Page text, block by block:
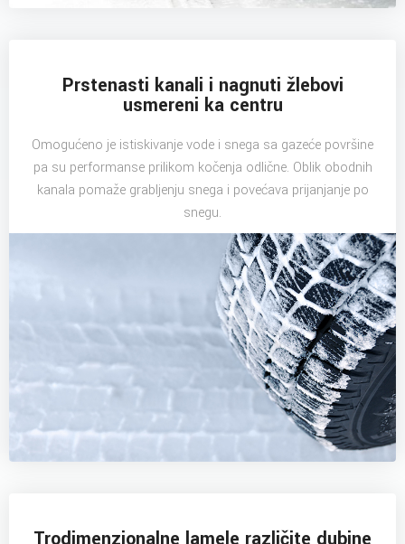
Prstenasti kanali i nagnuti žlebovi
usmereni ka centru
Omogućeno je istiskivanje vode i snega sa gazeće površine
pa su performanse prilikom kočenja odlične. Oblik obodnih
kanala pomaže grabljenju snega i povećava prijanjanje po
snegu.